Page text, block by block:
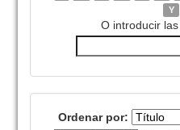
Y
O introducir
Ordenar por: